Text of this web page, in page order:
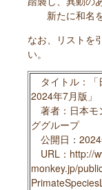
新たに和名を
なお、リストを
い。
タイトル：「
2024年7月版」
著者：日本モ
ググループ
公開日：
URL：http://
monkey.jp/